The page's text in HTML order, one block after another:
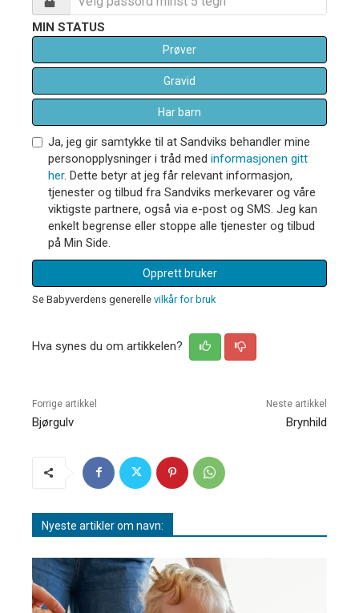
MIN STATUS
Prøver
Gravid
Har barn
Ja, jeg gir samtykke til at Sandviks behandler mine
personopplysninger i tråd med informasjonen gitt
her. Dette betyr at jeg får relevant informasjon,
tjenester og tilbud fra Sandviks merkevarer og våre
viktigste partnere, også via e-post og SMS. Jeg kan
enkelt begrense eller stoppe alle tjenester og tilbud
på Min Side.
Opprett bruker
Se Babyverdens generelle vilkår for bruk
Hva synes du om artikkelen?
Forrige artikkel
Bjørgulv
Neste artikkel
Brynhild
Nyeste artikler om navn: